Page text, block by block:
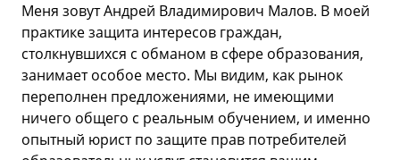
Меня зовут Андрей Владимирович Малов. В моей
практике защита интересов граждан,
столкнувшихся с обманом в сфере образования,
занимает особое место. Мы видим, как рынок
переполнен предложениями, не имеющими
ничего общего с реальным обучением, и именно
опытный юрист по защите прав потребителей